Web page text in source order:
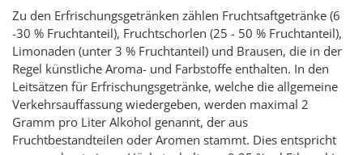
Zu den Erfrischungsgetränken zählen Fruchtsaftgetränke (6
-30 % Fruchtanteil), Fruchtschorlen (25 - 50 % Fruchtanteil),
Limonaden (unter 3 % Fruchtanteil) und Brausen, die in der
Regel künstliche Aroma- und Farbstoffe enthalten. In den
Leitsätzen für Erfrischungsgetränke, welche die allgemeine
Verkehrsauffassung wiedergeben, werden maximal 2
Gramm pro Liter Alkohol genannt, der aus
Fruchtbestandteilen oder Aromen stammt. Dies entspricht